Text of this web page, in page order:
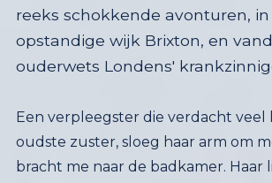
reeks schokkende avonturen, in
opstandige wijk Brixton, en
ouderwets Londens'
Een verpleegster die verdacht veel
oudste zuster, sloeg haar arm om
bracht me naar de badkamer. Haar